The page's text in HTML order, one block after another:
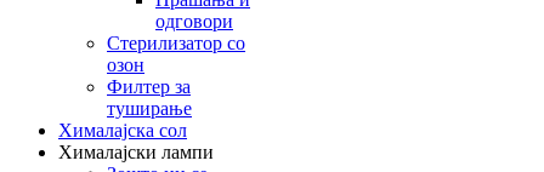
одговори
Стерилизатор со
озон
Филтер за
туширање
Хималајска сол
Хималајски лампи